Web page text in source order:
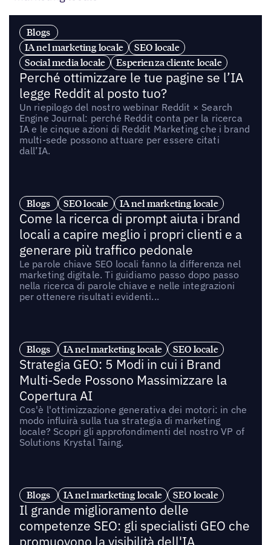
Blogs
IA nel marketing locale
SEO locale
Social media locale
Esperienza cliente locale
Perché ottimizzare le tue pagine se l’IA
legge Reddit al posto tuo?
Un riepilogo del nostro webinar Reddit × Search
Engine Journal: perché Reddit conta per la ricerca
IA e le cinque azioni di Reddit Marketing che i brand
multi-sede possono attuare per essere citati
dall’IA.
Blogs SEO locale IA nel marketing locale
Come la ricerca di prompt aiuta i brand
locali a capire meglio i propri clienti e a
generare più traffico pedonale
Le parole chiave SEO locali fanno la differenza nel
marketing digitale. Ti guidiamo passo dopo passo
nella ricerca di parole chiave e nelle integrazioni
per ottenere risultati evidenti...
Blogs IA nel marketing locale SEO locale
Strategia GEO: 5 Modi in cui i Brand
Multi-Sede Possono Massimizzare la
Copertura AI
Cos'è l'ottimizzazione generativa dei motori: in che
modo influirà sulla tua strategia di marketing
locale? Scopri gli approfondimenti del nostro VP of
Solutions Krystal Taing.
Blogs IA nel marketing locale SEO locale
Il grande miglioramento delle
competenze SEO: gli specialisti GEO che
promuovono la visibilità dell'IA